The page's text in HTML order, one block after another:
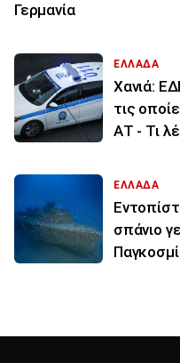
Γερμανία
ΕΛΛΑΔΑ
Χανιά:
τις
ΑΤ - Τι
ΕΛΛΑΔΑ
σπάνιο